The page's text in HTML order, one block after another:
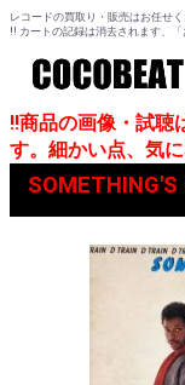
レコードの買取り・販売はお任せ
!! カートの記録は消去されます、
!!商品の画像・試聴
す。細かい点、気